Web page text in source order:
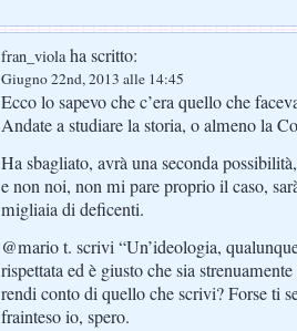
fran_violaha scritto:
Giugno 22nd, 2013 alle 14:45
Ecco lo sapevo che c’era quello che
Andate a studiare la storia, o almeno la
Ha sbagliato, avrà una seconda
e non noi, non mi pare proprio il caso,
migliaia di deficenti.
@mario t. scrivi “Un’ideologia,
rispettata ed è giusto che sia
rendi conto di quello che scrivi? Forse ti
frainteso io, spero.